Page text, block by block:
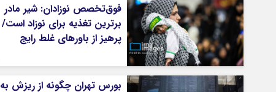
فوق‌تخصص نوزادان: شیر مادر
برترین تغذیه برای نوزاد است/
پرهیز از باورهای غلط رایج
بورس تهران چگونه از ریزش به